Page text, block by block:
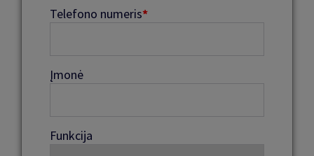
Telefono numeris*
Įmonė
Funkcija